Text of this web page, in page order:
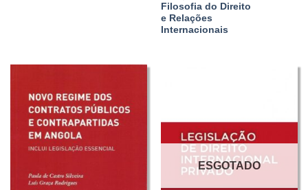
27.00€.
Filosofia do Direito
e Relações
Internacionais
ESGOTADO